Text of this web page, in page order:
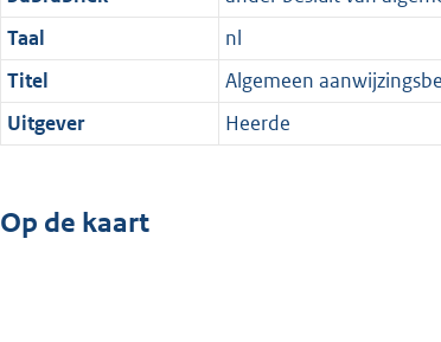
Taal
nl
Titel
Algemeen
Uitgever
Heerde
Op de kaart